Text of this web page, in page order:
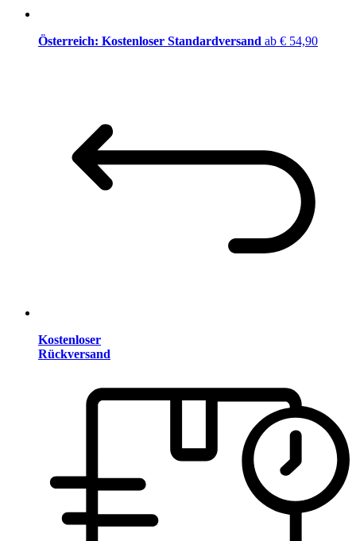
Österreich: Kostenloser Standardversand ab € 54,90
Kostenloser
Rückversand